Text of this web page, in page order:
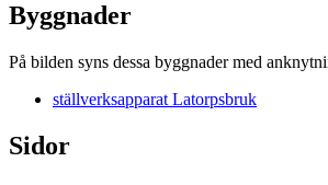
Byggnader
På bilden syns dessa byggnader med
ställverksapparat Latorpsbruk
Sidor